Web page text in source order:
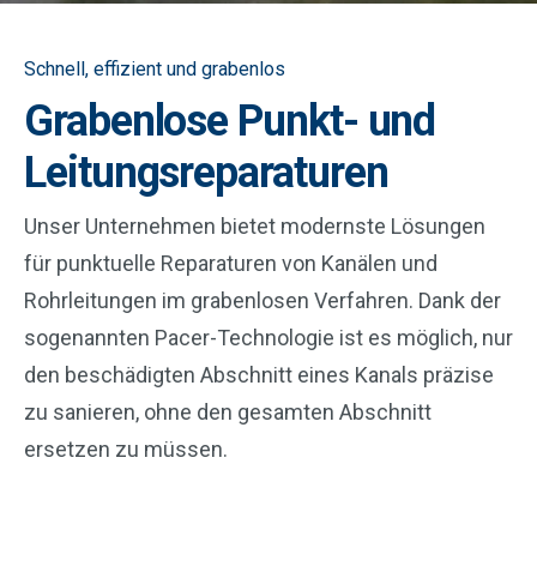
Schnell, effizient und grabenlos
Grabenlose Punkt- und
Leitungsreparaturen
Unser Unternehmen bietet modernste Lösungen
für punktuelle Reparaturen von Kanälen und
Rohrleitungen im grabenlosen Verfahren. Dank der
sogenannten Pacer-Technologie ist es möglich, nur
den beschädigten Abschnitt eines Kanals präzise
zu sanieren, ohne den gesamten Abschnitt
ersetzen zu müssen.